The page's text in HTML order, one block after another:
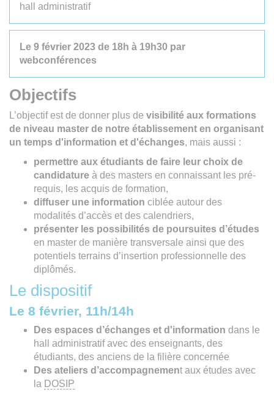
hall administratif
Le 9 février 2023 de 18h à 19h30 par
webconférences
Objectifs
L’objectif est de donner plus de visibilité aux formations
de niveau master de notre établissement en organisant
un temps d'information et d'échanges, mais aussi :
permettre aux étudiants de faire leur choix de
candidature à des masters en connaissant les pré-
requis, les acquis de formation,
diffuser une information ciblée autour des
modalités d’accès et des calendriers,
présenter les possibilités de poursuites d’études
en master de manière transversale ainsi que des
potentiels terrains d’insertion professionnelle des
diplômés.
Le dispositif
Le 8 février, 11h/14h
Des espaces d’échanges et d'information dans le
hall administratif avec des enseignants, des
étudiants, des anciens de la filière concernée
Des ateliers d’accompagnement aux études avec
la DOSIP